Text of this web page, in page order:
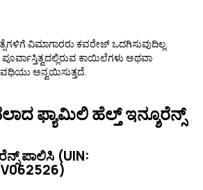
ವಿಮಾಗಾರರು ಕವರೇಜ್ ಒದಗಿಸುವುದಿಲ್ಲ.
ಕಾಯಿಲೆಗಳು ಅಥವಾ
ಅನ್ವಯಿಸುತ್ತದೆ.
ಫ್ಯಾಮಿಲಿ ಹೆಲ್ತ್ ಇನ್ಶೂರೆನ್ಸ್
ಪಾಲಿಸಿ (UIN: